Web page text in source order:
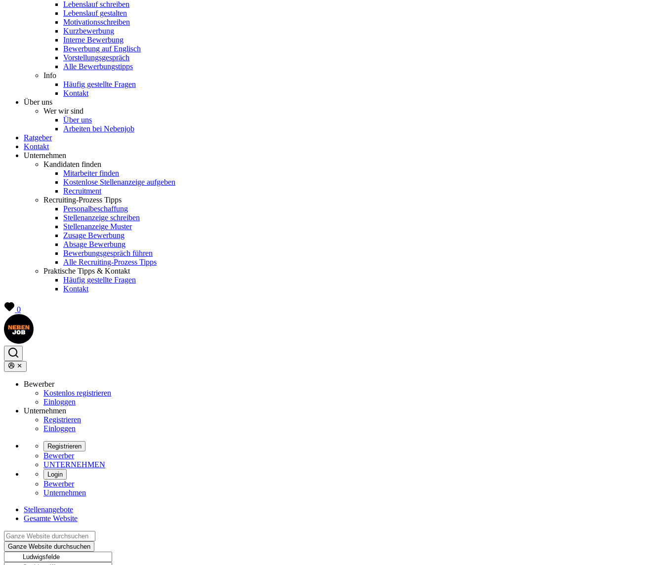
Lebenslauf schreiben
Lebenslauf gestalten
Motivationsschreiben
Kurzbewerbung
Interne Bewerbung
Bewerbung auf Englisch
Vorstellungsgespräch
Alle Bewerbungstipps
Info
Häufig gestellte Fragen
Kontakt
Über uns
Wer wir sind
Über uns
Arbeiten bei Nebenjob
Ratgeber
Kontakt
Unternehmen
Kandidaten finden
Mitarbeiter finden
Kostenlose Stellenanzeige aufgeben
Recruitment
Recruiting-Prozess Tipps
Personalbeschaffung
Stellenanzeige schreiben
Stellenanzeige Muster
Zusage Bewerbung
Absage Bewerbung
Bewerbungsgespräch führen
Alle Recruiting-Prozess Tipps
Praktische Tipps & Kontakt
Häufig gestellte Fragen
Kontakt
0
Bewerber
Kostenlos registrieren
Einloggen
Unternehmen
Registrieren
Einloggen
Registrieren
Bewerber
UNTERNEHMEN
Login
Bewerber
Unternehmen
Stellenangebote
Gesamte Website